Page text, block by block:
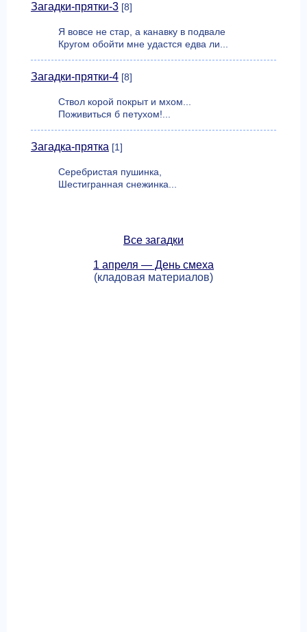
Загадки-прятки-3[8]
Я вовсе не стар, а канавку в подвале
Кругом обойти мне удастся едва ли...
Загадки-прятки-4[8]
Ствол корой покрыт и мхом...
Поживиться б петухом!...
Загадка-прятка [1]
Серебристая пушинка,
Шестигранная снежинка...
Все загадки
1 апреля — День смеха
(кладовая материалов)